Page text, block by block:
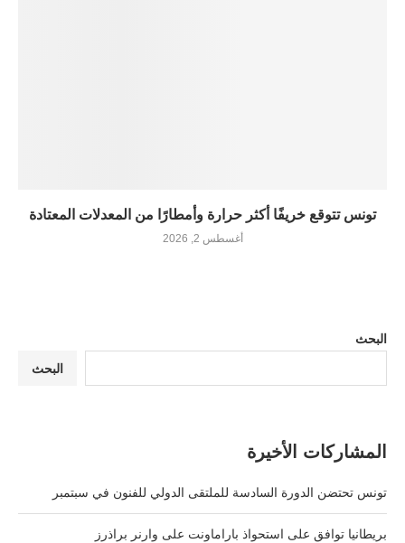
تونس تتوقع خريفًا أكثر حرارة وأمطارًا من المعدلات المعتادة
أغسطس 2, 2026
البحث
البحث
المشاركات الأخيرة
تونس تحتضن الدورة السادسة للملتقى الدولي للفنون في سبتمبر
بريطانيا توافق على استحواذ باراماونت على وارنر براذرز